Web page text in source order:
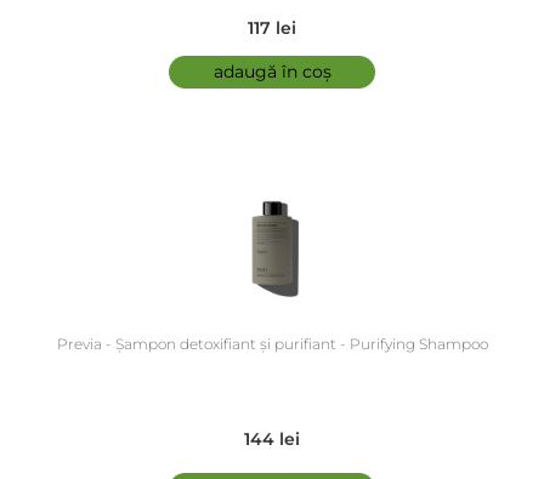
117 lei
adaugă în coș
Previa - Șampon detoxifiant și purifiant - Purifying Shampoo
144 lei